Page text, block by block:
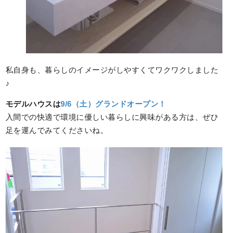
私自身も、暮らしのイメージがしやすくてワクワクしました
♪
モデルハウスは9/6（土）グランドオープン！
入間での快適で環境に優しい暮らしに興味がある方は、ぜひ
足を運んでみてくださいね。